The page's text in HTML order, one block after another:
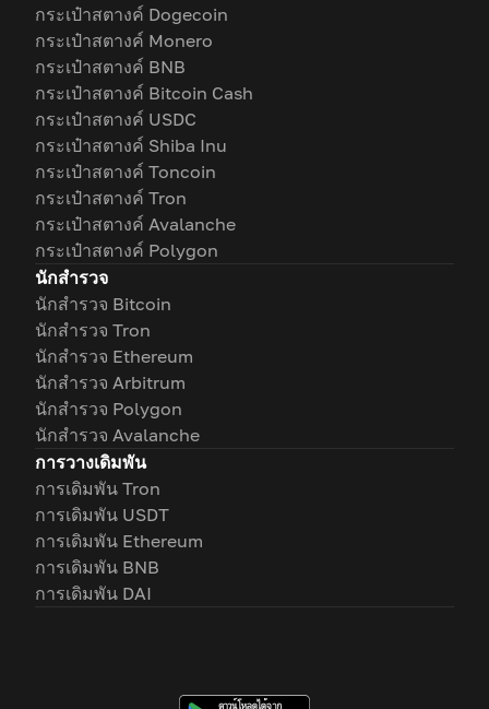
กระเป๋าสตางค์ Dogecoin
กระเป๋าสตางค์ Monero
กระเป๋าสตางค์ BNB
กระเป๋าสตางค์ Bitcoin Cash
กระเป๋าสตางค์ USDC
กระเป๋าสตางค์ Shiba Inu
กระเป๋าสตางค์ Toncoin
กระเป๋าสตางค์ Tron
กระเป๋าสตางค์ Avalanche
กระเป๋าสตางค์ Polygon
นักสำรวจ
นักสำรวจ Bitcoin
นักสำรวจ Tron
นักสำรวจ Ethereum
นักสำรวจ Arbitrum
นักสำรวจ Polygon
นักสำรวจ Avalanche
การวางเดิมพัน
การเดิมพัน Tron
การเดิมพัน USDT
การเดิมพัน Ethereum
การเดิมพัน BNB
การเดิมพัน DAI